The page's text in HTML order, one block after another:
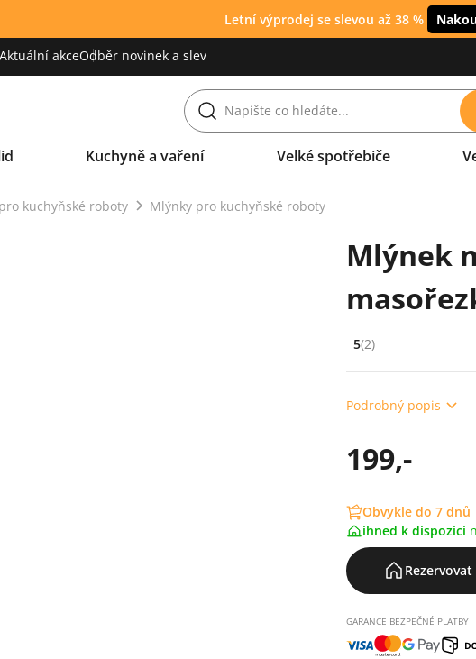
Letní výprodej se slevou až 38 %
akceOdběr novinek a slev
Kuchyně a vaření Velké spotřebiče
kuchyňské roboty Mlýnky pro kuchyňské roboty
Mlýnek
Hodnocení: 5 z 5 (2
5(2)
Podrobný popis
199,-
Obvykle do 7 dnů
ihned k dispozici
GARANCE BEZPEČNÉ PLATBY